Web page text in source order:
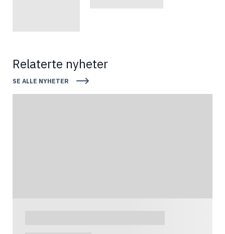
Relaterte nyheter
SE ALLE NYHETER